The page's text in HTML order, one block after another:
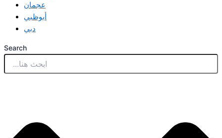
عجمان
أبوظبي
دبي
Search